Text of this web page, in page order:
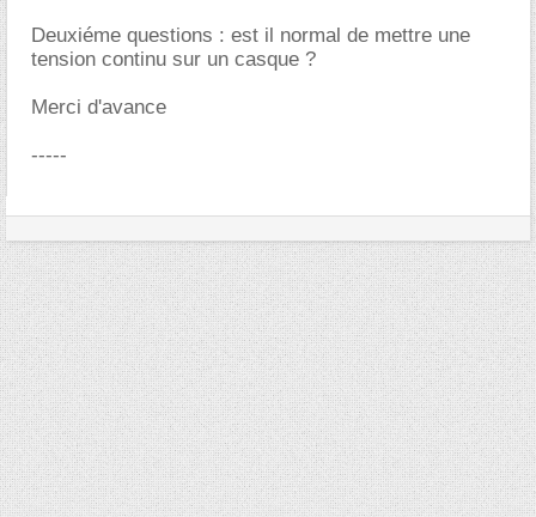
Deuxiéme questions : est il normal de mettre une
tension continu sur un casque ?
Merci d'avance
-----